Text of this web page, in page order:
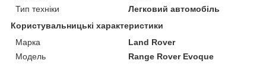
Тип техніки
Легковий автомобіль
Користувальницькі характеристики
Марка
Land Rover
Мoдель
Range Rover Evoque